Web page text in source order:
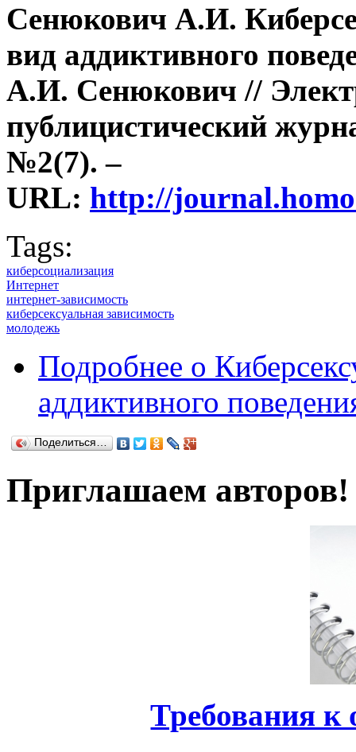
Сенюкович А.И.
вид аддиктивного
А.И. Сенюкович //
публицистический
№2(7). –
URL: http://
Tags:
киберсоциализация
Интернет
интернет-зависимость
киберсексуальная зависимость
молодежь
Подробнее о
аддиктивного
Поделиться…
Приглашаем авторов!
Требования к